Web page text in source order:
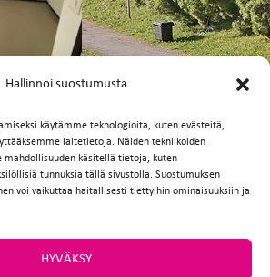
Hallinnoi suostumusta
käytämme teknologioita, kuten evästeitä,
laitetietoja. Näiden tekniikoiden
mahdollisuuden käsitellä tietoja, kuten
tunnuksia tällä sivustolla. Suostumuksen
voi vaikuttaa haitallisesti tiettyihin ominaisuuksiin ja
HYVÄKSY